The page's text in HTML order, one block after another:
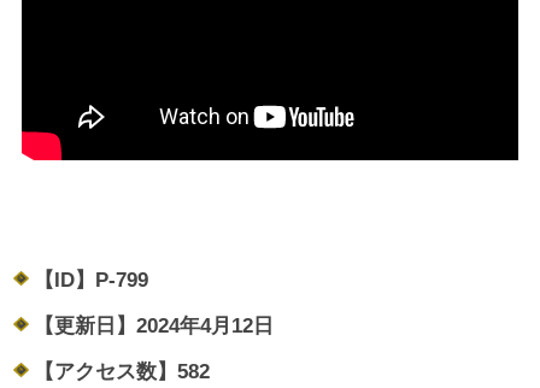
【ID】 P-799
【更新日】 2024年4月12日
【アクセス数】 582